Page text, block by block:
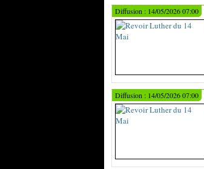
Diffusion : 14/05/2026 07:00
Diffusion : 14/05/2026 07:00